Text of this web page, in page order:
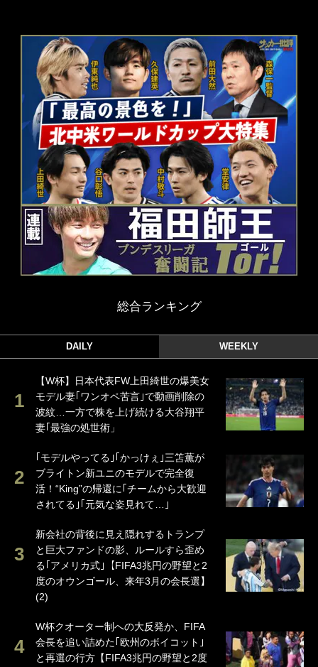
総合ランキング
DAILY WEEKLY
【W杯】日本代表FW上田綺世の爆美女
モデル妻｢ワンオペ苦言｣で動画削除の
波紋…一方で株を上げ続ける大谷翔平
妻｢最強の処世術」
｢モデルやってる｣｢かっけぇ｣三笘薫が
ブライトン新ユニのモデルで完全復
活！“King”の帰還に｢チームから大歓迎
されてる｣｢元気な姿見れて…｣
新会社の背後に見え隠れするトランプ
と巨大ファンドの影、ルールすら歪め
る｢アメリカ式｣【FIFA3兆円の野望と2
度のオウンゴール、来年3月の会長選】
(2)
W杯クオーター制への大反発か、FIFA
会長を追い詰めた｢欧州のボイコット｣
と再選の行方【FIFA3兆円の野望と2度